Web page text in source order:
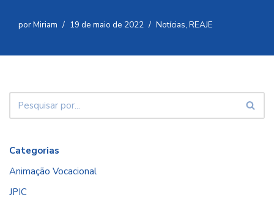
porMiriam 19 de maio de 2022 Notícias, REAJE
Categorias
Animação Vocacional
JPIC